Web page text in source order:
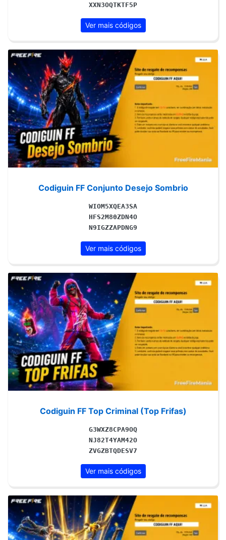
XXN3OQTKTF5P
Ver mais códigos
Codiguin FF Conjunto Desejo Sombrio
WIOM5XQEA3SA
HFS2M80ZDN4O
N9IGZZAPDNG9
Ver mais códigos
Codiguin FF Top Criminal (Top Frifas)
G3WXZ8CPA9OQ
NJ82T4YAM42O
ZVGZBTQDESV7
Ver mais códigos